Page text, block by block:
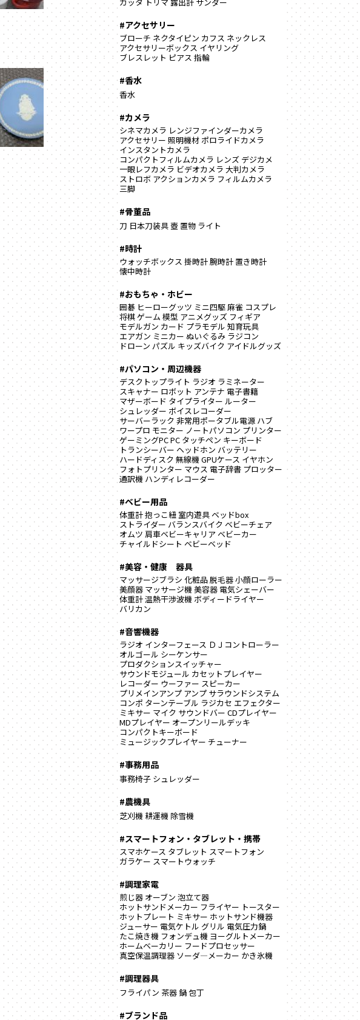
#アクセサリー
ブローチ ネクタイピン カフス ネックレス
アクセサリーボックス イヤリング
ブレスレット ピアス 指輪
#香水
香水
#カメラ
シネマカメラ レンジファインダーカメラ
アクセサリー 照明機材 ポロライドカメラ
インスタントカメラ
コンパクトフィルムカメラ レンズ デジカメ
一眼レフカメラ ビデオカメラ 大判カメラ
ストロボ アクションカメラ フィルムカメラ
三脚
#骨董品
刀 日本刀装具壺 置物 ライト
#時計
ウォッチボックス 掛時計腕時計 置き時計
懐中時計
#おもちゃ・ホビー
囲碁 ヒーローグッツ ミニ四駆麻雀 コスプレ
将棋ゲーム 模型 アニメグッズ フィギア
モデルガン カード プラモデル 知育玩具
エアガン ミニカー ぬいぐるみ ラジコン
ドローン パズル キッズバイク アイドルグッズ
#パソコン・周辺機器
デスクトップライト ラジオ ラミネーター
スキャナー ロボット アンテナ 電子書籍
マザーボード タイプライター ルーター
シュレッダー ボイスレコーダー
サーバーラック 非常用ポータブル電源 ハブ
ワープロ モニター ノートパソコン プリンター
ゲーミングPCPC タッチペン キーボード
トランシーバー ヘッドホン バッテリー
ハードディスク 無線機GPUケース イヤホン
フォトプリンター マウス 電子辞書 プロッター
通訳機 ハンディレコーダー
#ベビー用品
体重計抱っこ紐室内遊具 ベッドbox
ストライダー バランスバイク ベビーチェア
オムツ 肩車ベビーキャリア ベビーカー
チャイルドシート ベビーベッド
#美容・健康 器具
マッサージブラシ 化粧品脱毛器小顔ローラー
美顔器 マッサージ機美容器 電気シェーバー
体重計温熱干渉波機 ボディードライヤー
バリカン
#音響機器
ラジオ インターフェース ＤＪコントローラー
オルゴール シーケンサー
プロダクションスイッチャー
サウンドモジュール カセットプレイヤー
レコーダー ウーファー スピーカー
プリメインアンプ アンプ サラウンドシステム
コンポ ターンテーブル ラジカセ エフェクター
ミキサー マイク サウンドバー CDプレイヤー
MDプレイヤー オープンリールデッキ
コンパクトキーボード
ミュージックプレイヤー チューナー
#事務用品
事務椅子 シュレッダー
#農機具
芝刈機耕運機 除雪機
#スマートフォン・タブレット・携帯
スマホケース タブレット スマートフォン
ガラケー スマートウォッチ
#調理家電
煎じ器 オーブン 泡立て器
ホットサンドメーカー フライヤー トースター
ホットプレート ミキサー ホットサンド機器
ジューサー 電気ケトル グリル 電気圧力鍋
たこ焼き機 フォンデュ機 ヨーグルトメーカー
ホームベーカリー フードプロセッサー
真空保温調理器 ソーダ―メーカー かき氷機
#調理器具
フライパン 茶器鍋包丁
#ブランド品